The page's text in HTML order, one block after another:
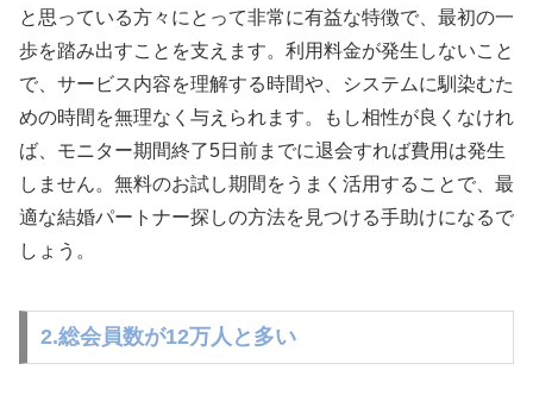
と思っている方々にとって非常に有益な特徴で、最初の一
歩を踏み出すことを支えます。利用料金が発生しないこと
で、サービス内容を理解する時間や、システムに馴染むた
めの時間を無理なく与えられます。もし相性が良くなけれ
ば、モニター期間終了5日前までに退会すれば費用は発生
しません。無料のお試し期間をうまく活用することで、最
適な結婚パートナー探しの方法を見つける手助けになるで
しょう。
2.総会員数が12万人と多い